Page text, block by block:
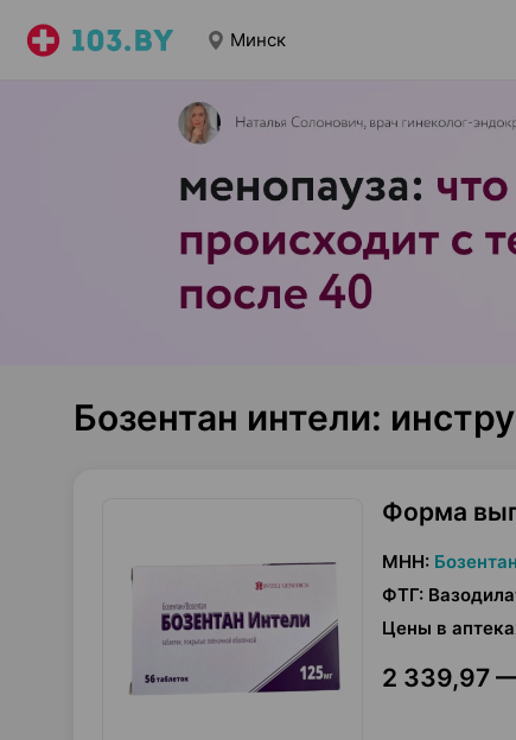
Минск
Бозентан интели:
Форма
МНН: Бозентан
ФТГ:
Цены в
2 339,97